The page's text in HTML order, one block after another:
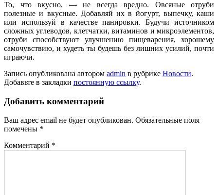
То, что вкусно, — не всегда вредно. Овсяные отруби
полезные и вкусные. Добавляй их в йогурт, выпечку, каши
или используй в качестве панировки. Будучи источником
сложных углеводов, клетчатки, витаминов и микроэлементов,
отруби способствуют улучшению пищеварения, хорошему
самочувствию, и худеть ты будешь без лишних усилий, почти
играючи.
Запись опубликована автором admin в рубрике Новости.
Добавьте в закладки постоянную ссылку.
Добавить комментарий
Ваш адрес email не будет опубликован. Обязательные поля
помечены *
Комментарий *